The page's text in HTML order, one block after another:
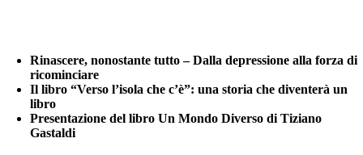
Rinascere, nonostante tutto – Dalla depressione alla forza di
ricominciare
Il libro “Verso l’isola che c’è”: una storia che diventerà un
libro
Presentazione del libro Un Mondo Diverso di Tiziano
Gastaldi